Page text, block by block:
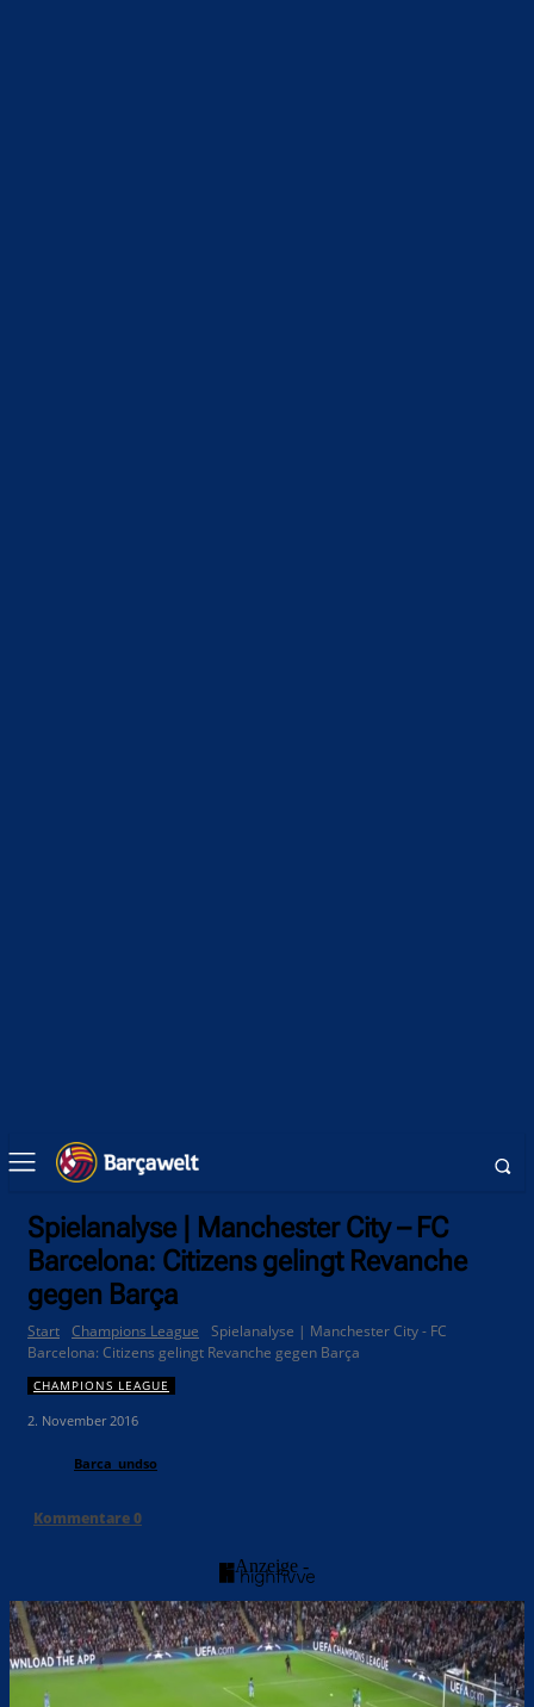
Spielanalyse | Manchester City – FC
Barcelona: Citizens gelingt Revanche
gegen Barça
Start Champions League
Spielanalyse | Manchester City - FC
Barcelona: Citizens gelingt Revanche gegen Barça
CHAMPIONS LEAGUE
2. November 2016
Barca_undso
Kommentare0
- Anzeige -